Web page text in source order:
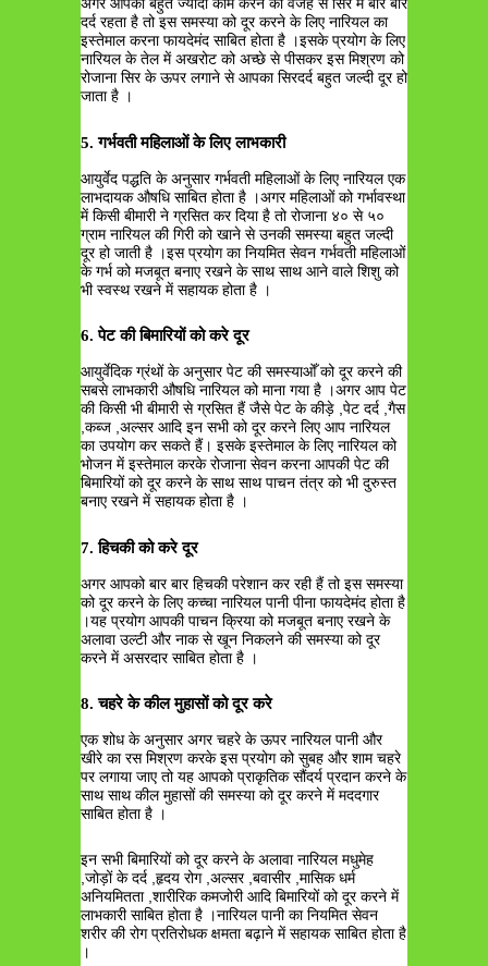
दर्द रहता है तो इस समस्या को दूर करने के लिए नारियल का
इस्तेमाल करना फायदेमंद साबित होता है ।इसके प्रयोग के लिए
नारियल के तेल में अखरोट को अच्छे से पीसकर इस मिश्रण को
रोजाना सिर के ऊपर लगाने से आपका सिरदर्द बहुत जल्दी दूर हो
जाता है ।
5. गर्भवती महिलाओं के लिए लाभकारी
आयुर्वेद पद्धति के अनुसार गर्भवती महिलाओं के लिए नारियल एक
लाभदायक औषधि साबित होता है ।अगर महिलाओं को गर्भावस्था
में किसी बीमारी ने ग्रसित कर दिया है तो रोजाना ४० से ५०
ग्राम नारियल की गिरी को खाने से उनकी समस्या बहुत जल्दी
दूर हो जाती है ।इस प्रयोग का नियमित सेवन गर्भवती महिलाओं
के गर्भ को मजबूत बनाए रखने के साथ साथ आने वाले शिशु को
भी स्वस्थ रखने में सहायक होता है ।
6. पेट की बिमारियों को करे दूर
आयुर्वेदिक ग्रंथों के अनुसार पेट की समस्याओँ को दूर करने की
सबसे लाभकारी औषधि नारियल को माना गया है ।अगर आप पेट
की किसी भी बीमारी से ग्रसित हैं जैसे पेट के कीड़े ,पेट दर्द ,गैस
,कब्ज ,अल्सर आदि इन सभी को दूर करने लिए आप नारियल
का उपयोग कर सकते हैं। इसके इस्तेमाल के लिए नारियल को
भोजन में इस्तेमाल करके रोजाना सेवन करना आपकी पेट की
बिमारियों को दूर करने के साथ साथ पाचन तंत्र को भी दुरुस्त
बनाए रखने में सहायक होता है ।
7. हिचकी को करे दूर
अगर आपको बार बार हिचकी परेशान कर रही हैं तो इस समस्या
को दूर करने के लिए कच्चा नारियल पानी पीना फायदेमंद होता है
।यह प्रयोग आपकी पाचन क्रिया को मजबूत बनाए रखने के
अलावा उल्टी और नाक से खून निकलने की समस्या को दूर
करने में असरदार साबित होता है ।
8. चहरे के कील मुहासों को दूर करे
एक शोध के अनुसार अगर चहरे के ऊपर नारियल पानी और
खीरे का रस मिश्रण करके इस प्रयोग को सुबह और शाम चहरे
पर लगाया जाए तो यह आपको प्राकृतिक सौंदर्य प्रदान करने के
साथ साथ कील मुहासों की समस्या को दूर करने में मददगार
साबित होता है ।
इन सभी बिमारियों को दूर करने के अलावा नारियल मधुमेह
,जोड़ों के दर्द ,हृदय रोग ,अल्सर ,बवासीर ,मासिक धर्म
अनियमितता ,शारीरिक कमजोरी आदि बिमारियों को दूर करने में
लाभकारी साबित होता है ।नारियल पानी का नियमित सेवन
शरीर की रोग प्रतिरोधक क्षमता बढ़ाने में सहायक साबित होता है
।